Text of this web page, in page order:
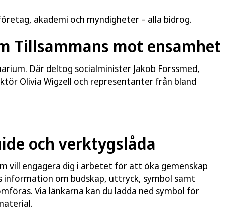
akademi och myndigheter – alla bidrog.
Tillsammans mot ensamhet
Där deltog socialminister Jakob Forssmed,
Olivia Wigzell och representanter från bland
och verktygslåda
vill engagera dig i arbetet för att öka gemenskap
information om budskap, uttryck, symbol samt
Via länkarna kan du ladda ned symbol för